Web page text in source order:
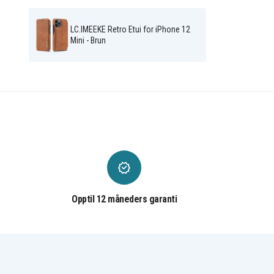
LC.IMEEKE Retro Etui for iPhone 12
Mini - Brun
Opptil 12 måneders garanti